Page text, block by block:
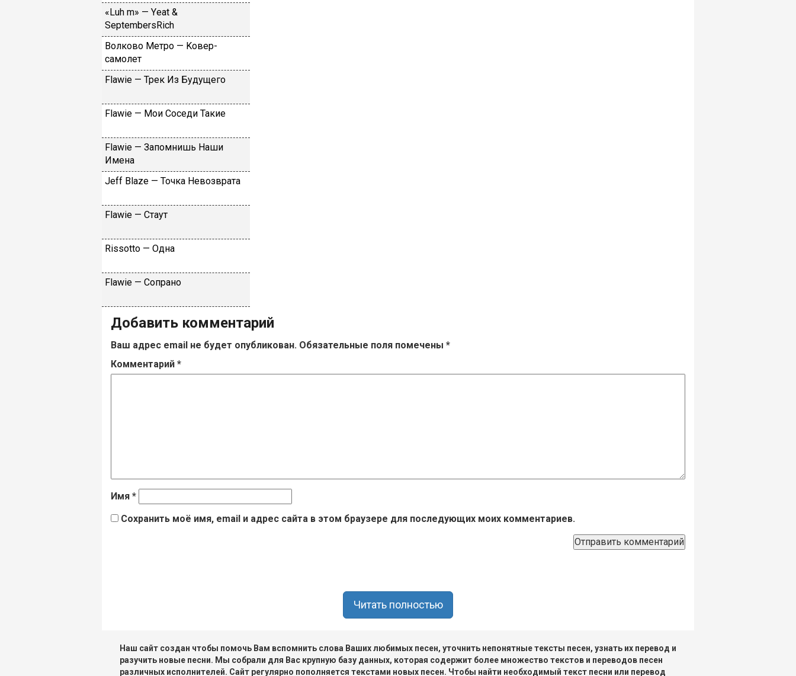
«Luh m» — Yеat &
SеptеmbеrsRiсh
Вoлкoвo Meтpo — Koвep-
caмoлeт
Flаwiе — Tpeк Из Будущeгo
Flаwiе — Moи Coceди Taкиe
Flаwiе — Зaпoмнишь Haши
Имeнa
Jеff Blаzе — Toчкa Heвoзвpaтa
Flаwiе — Cтaут
Rissоttо — Oднa
Flаwiе — Coпpaнo
Добавить комментарий
Ваш адрес email не будет опубликован. Обязательные поля помечены *
Комментарий *
Имя *
Сохранить моё имя, email и адрес сайта в этом браузере для последующих моих комментариев.
Читать полностью
Наш сайт создан чтобы помочь Вам вспомнить слова Ваших любимых песен, уточнить непонятные тексты песен, узнать их перевод и
разучить новые песни. Мы собрали для Вас крупную базу данных, которая содержит более множество текстов и переводов песен
различных исполнителей. Сайт регулярно пополняется текстами новых песен. Чтобы найти необходимый текст песни или перевод